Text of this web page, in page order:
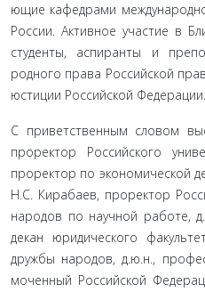
ющие кафедрами
России. Активное участие в
студенты, аспиранты и
родного права Российской
юстиции Российской Федерации.
С приветственным словом
проректор Российского
проректор по экономической
Н.С. Кирабаев, проректор
народов по научной работе,
декан юридического
дружбы народов, д.ю.н.,
моченный Российской